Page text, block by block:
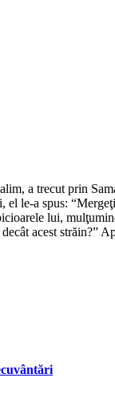
a trecut prin
el le-a spus:
lui,
acest străin?”